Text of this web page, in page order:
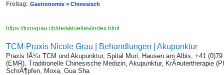
Freitag: Gastronomie > Chinesisch
https://tcm-grau.ch/de/aktuelles/index.html
TCM-Praxis Nicole Grau | Behandlungen | Akupunktur
Praxis fÃ¼r TCM und Akupunktur, Spital Muri, Hausen am Albis, +41
(EMR), Traditionelle Chinesische Medizin, Akupunktur, KrÃ¤utertherapie
SchrÃ¶pfen, Moxa, Gua Sha